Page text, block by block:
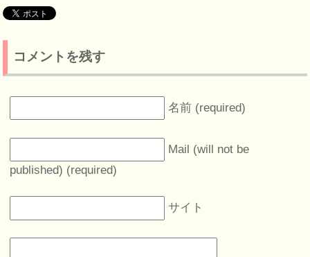
コメントを残す
名前 (required)
Mail (will not be
published) (required)
サイト